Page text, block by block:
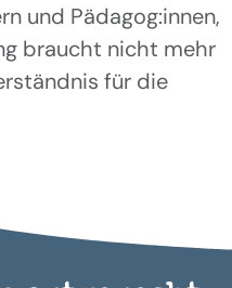
und Pädagog:innen,
braucht nicht mehr
für die